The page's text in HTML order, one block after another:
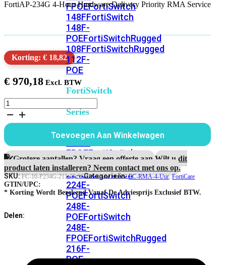
FPOEFortiSwitch
148FFortiSwitch
148F-
POEFortiSwitchRugged
108FFortiSwitchRugged
112F-
POE
FortiSwitch
200
Series
FortiSwitch
224D-
FPOEFortiSwitch
248D FortiSwitch
224EFortiswitch
224E-
POEFortiSwitch
248E-
POEFortiSwitch
248E-
FPOEFortiSwitchRugged
216F-
POE
FortiAP-234G 4-Hour Hardware Delivery Priority RMA Service
Korting: € 18,82
€ 970,18
FortiAP-
234G
jaar
4-
uur
Hardware
RMA
Service
aantal
Toevoegen Aan Winkelwagen
Grotere aantallen? Vraag een offerte aan.Wilt u dit
product laten installeren? Neem contact met ons op.
SKU:FC-10-P234G-211-02-36Categorieën:FC-RMA-4-Uur,FortiCare
GTIN/UPC:
* Korting Wordt Berekend Vanaf De Adviesprijs Exclusief BTW.
Delen: